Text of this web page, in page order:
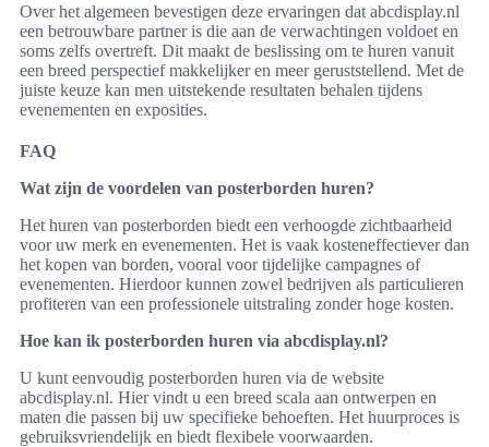
Over het algemeen bevestigen deze ervaringen dat abcdisplay.nl
een betrouwbare partner is die aan de verwachtingen voldoet en
soms zelfs overtreft. Dit maakt de beslissing om te huren vanuit
een breed perspectief makkelijker en meer geruststellend. Met de
juiste keuze kan men uitstekende resultaten behalen tijdens
evenementen en exposities.
FAQ
Wat zijn de voordelen van posterborden huren?
Het huren van posterborden biedt een verhoogde zichtbaarheid
voor uw merk en evenementen. Het is vaak kosteneffectiever dan
het kopen van borden, vooral voor tijdelijke campagnes of
evenementen. Hierdoor kunnen zowel bedrijven als particulieren
profiteren van een professionele uitstraling zonder hoge kosten.
Hoe kan ik posterborden huren via abcdisplay.nl?
U kunt eenvoudig posterborden huren via de website
abcdisplay.nl. Hier vindt u een breed scala aan ontwerpen en
maten die passen bij uw specifieke behoeften. Het huurproces is
gebruiksvriendelijk en biedt flexibele voorwaarden.